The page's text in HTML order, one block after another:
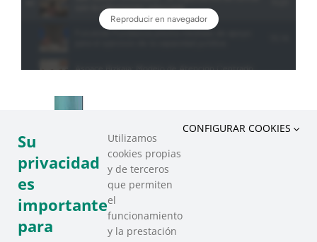
Su
privacidad
es
importante
para
Utilizamos
cookies propias
y de terceros
que permiten
el
funcionamiento
y la prestación
CONFIGURAR COOKIES